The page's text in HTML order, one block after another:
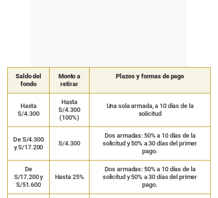
Saldo del
fondo
Monto a
retirar
Plazos y formas de pago
Hasta
S/4.300
Hasta
S/4.300
(100%)
Una sola armada, a 10 días de la
solicitud
De S/4.300
y S/17.200
S/4.300
Dos armadas: 50% a 10 días de la
solicitud y 50% a 30 días del primer
pago.
De
S/17.200 y
S/51.600
Hasta 25%
Dos armadas: 50% a 10 días de la
solicitud y 50% a 30 días del primer
pago.